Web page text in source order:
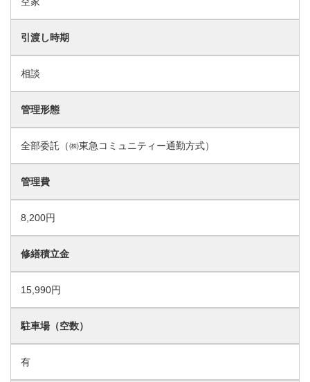
引渡し時期
相談
管理形態
全部委託（㈱東急コミュニティー通勤方式）
管理費
8,200円
修繕積立金
15,990円
駐車場（空数）
有